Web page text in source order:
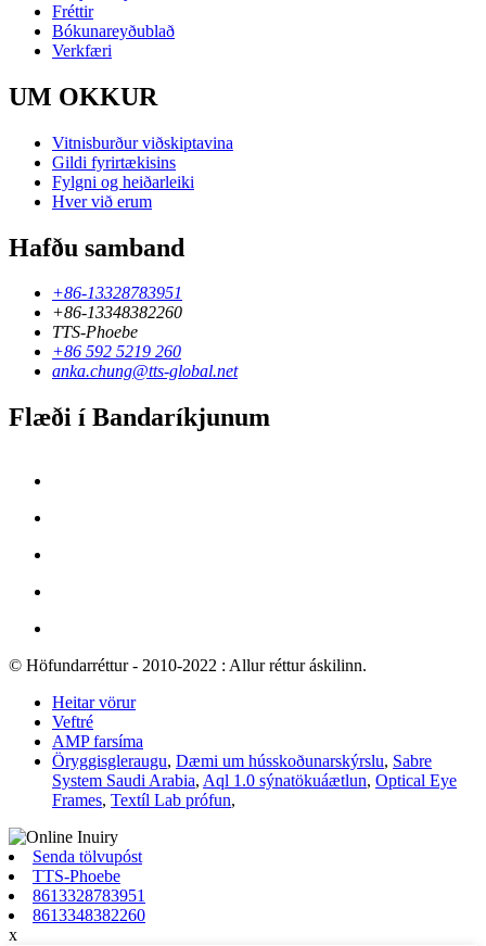
Fréttir
Bókunareyðublað
Verkfæri
UM OKKUR
Vitnisburður viðskiptavina
Gildi fyrirtækisins
Fylgni og heiðarleiki
Hver við erum
Hafðu samband
+86-13328783951
+86-13348382260
TTS-Phoebe
+86 592 5219 260
anka.chung@tts-global.net
Flæði í Bandaríkjunum
© Höfundarréttur - 2010-2022 : Allur réttur áskilinn.
Heitar vörur
Veftré
AMP farsíma
Öryggisgleraugu, Dæmi um hússkoðunarskýrslu, Sabre
System Saudi Arabia, Aql 1.0 sýnatökuáætlun, Optical Eye
Frames, Textíl Lab prófun,
Senda tölvupóst
TTS-Phoebe
8613328783951
8613348382260
x